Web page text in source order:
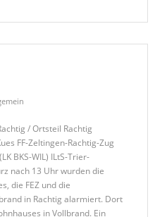
/ Ortsteil Rachtig
FF-Zeltingen-Rachtig-Zug
BKS-WIL) ILtS-Trier-
nach 13 Uhr wurden die
die FEZ und die
in Rachtig alarmiert. Dort
in Vollbrand. Ein